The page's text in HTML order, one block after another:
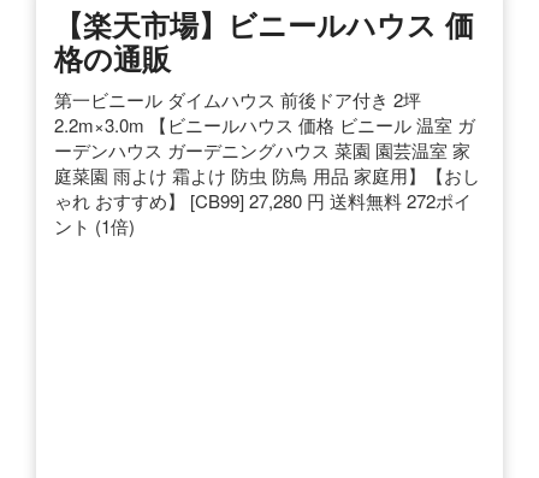
【楽天市場】ビニールハウス 価
格の通販
第一ビニール ダイムハウス 前後ドア付き 2坪
2.2m×3.0m 【ビニールハウス 価格 ビニール 温室 ガ
ーデンハウス ガーデニングハウス 菜園 園芸温室 家
庭菜園 雨よけ 霜よけ 防虫 防鳥 用品 家庭用】【おし
ゃれ おすすめ】 [CB99] 27,280 円 送料無料 272ポイ
ント (1倍)